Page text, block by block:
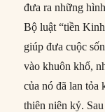
đưa ra những
Bộ luật “tiền
giúp đưa cuộc
vào khuôn khổ,
của nó đã lan tỏa
thiên niên kỷ.